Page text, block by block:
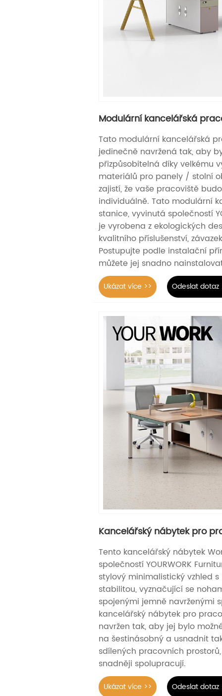
Modulární kancelářská
Tato modulární kancelářská
jedinečně navržená tak, aby
přizpůsobitelná díky velkému
materiálů pro panely / stolní
zajistí, že vaše pracoviště
individuálně. Tato modulární
stanice, vyvinutá společností
je vyrobena z ekologických
kvalitního příslušenství,
Postupujte podle instalační
můžete jej snadno
Ukázat více >> Odeslat dotaz
Kancelářský nábytek pro
Tento kancelářský nábytek
společností YOURWORK
stylový minimalistický vzhled
stabilitou, vyznačující se
spojenými jemně navrženými
kancelářský nábytek pro
navržen tak, aby jej bylo
na šestinásobný a usnadnit
sdílených pracovních
snadněji spolupracují.
Ukázat více >> Odeslat dotaz